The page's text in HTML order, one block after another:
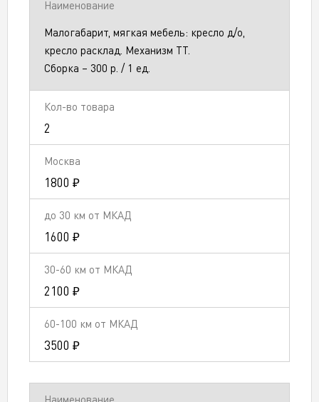
Малогабарит, мягкая мебель: кресло д/о,
кресло расклад. Механизм ТТ.
Сборка – 300 р. / 1 ед.
2
1800 ₽
1600 ₽
2100 ₽
3500 ₽